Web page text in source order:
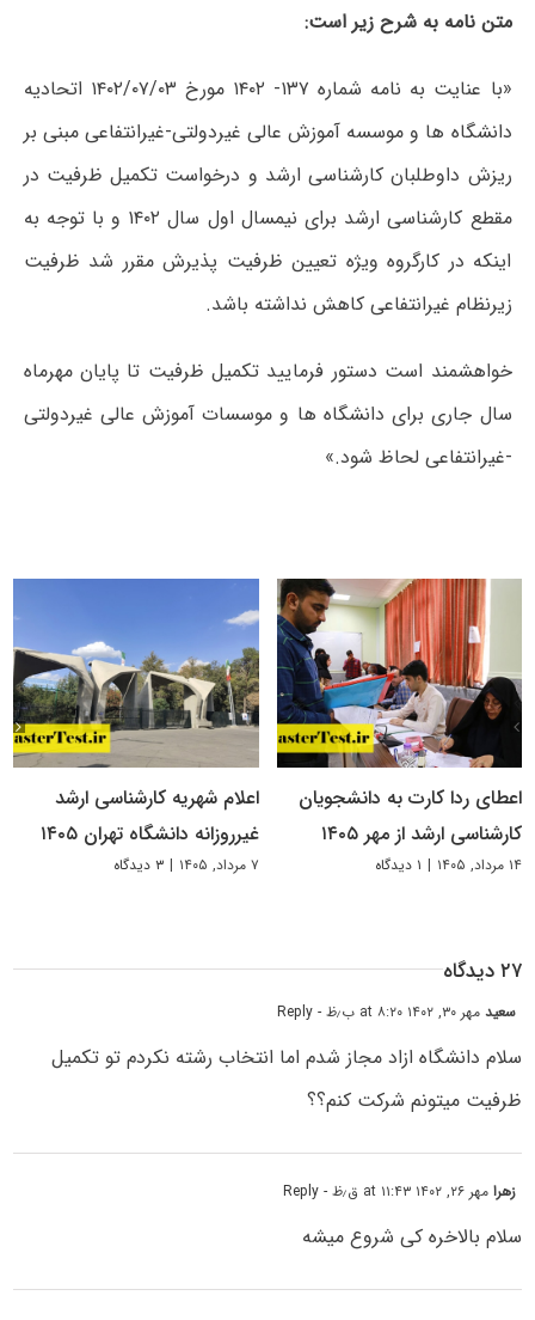
متن نامه به شرح زیر است:
«با عنایت به نامه شماره ۱۳۷- ۱۴۰۲ مورخ ۱۴۰۲/۰۷/۰۳ اتحادیه
دانشگاه ها و موسسه آموزش عالی غیردولتی-غیرانتفاعی مبنی بر
ریزش داوطلبان کارشناسی ارشد و درخواست تکمیل ظرفیت در
مقطع کارشناسی ارشد برای نیمسال اول سال ۱۴۰۲ و با توجه به
اینکه در کارگروه ویژه تعیین ظرفیت پذیرش مقرر شد ظرفیت
زیرنظام غیرانتفاعی کاهش نداشته باشد.
خواهشمند است دستور فرمایید تکمیل ظرفیت تا پایان مهرماه
سال جاری برای دانشگاه ها و موسسات آموزش عالی غیردولتی
-غیرانتفاعی لحاظ شود.»
اعطای ردا کارت به دانشجویان
کارشناسی ارشد از مهر ۱۴۰۵
۱۴ مرداد, ۱۴۰۵ | ۱ دیدگاه
اعلام شهریه کارشناسی ارشد
غیرروزانه دانشگاه تهران ۱۴۰۵
۷ مرداد, ۱۴۰۵ | ۳ دیدگاه
۲۷ دیدگاه
سعیدمهر ۳۰, ۱۴۰۲ at ۸:۲۰ ب٫ظ - Reply
سلام دانشگاه ازاد مجاز شدم اما انتخاب رشته نکردم تو تکمیل
ظرفیت میتونم شرکت کنم؟؟
زهرامهر ۲۶, ۱۴۰۲ at ۱۱:۴۳ ق٫ظ - Reply
سلام بالاخره کی شروع میشه